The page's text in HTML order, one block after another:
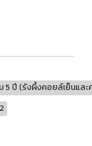
ม 5 ปี (รังผึ้งคอยล์เย็นแ